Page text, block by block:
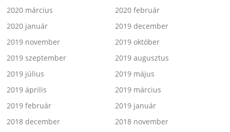
2020 március
2020 február
2020 január
2019 december
2019 november
2019 október
2019 szeptember
2019 augusztus
2019 július
2019 május
2019 április
2019 március
2019 február
2019 január
2018 december
2018 november